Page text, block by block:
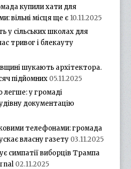
купили хати для
вільні місця ще є 10.11.2025
у сільських школах для
тривог і блекауту
шукають архітектора.
підйомних 05.11.2025
легше: у громаді
документацію
телефонами: громада
власну газету 03.11.2025
симпатії виборців Трампа
02.11.2025